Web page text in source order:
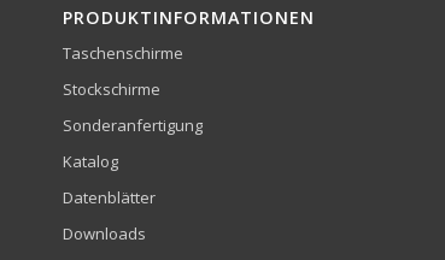
PRODUKTINFORMATIONEN
Taschenschirme
Stockschirme
Sonderanfertigung
Katalog
Datenblätter
Downloads